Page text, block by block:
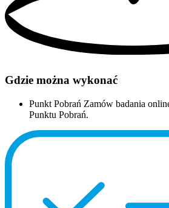
Gdzie można wykonać
Punkt Pobrań Zamów badania
Punktu Pobrań.